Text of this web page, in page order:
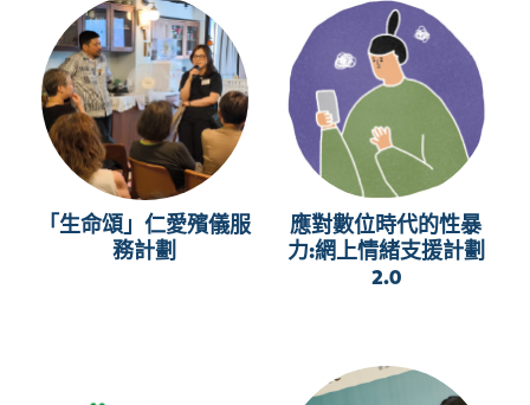
「生命頌」仁愛殯儀服
務計劃
應對數位時代的性暴
力:網上情緒支援計劃
2.0